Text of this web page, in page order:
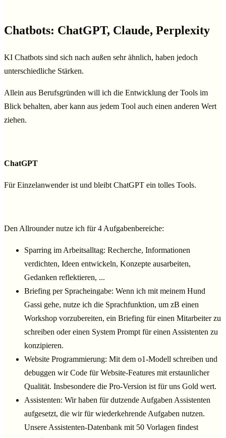
Chatbots: ChatGPT, Claude, Perplexity
KI Chatbots sind sich nach außen sehr ähnlich, haben jedoch
unterschiedliche Stärken.
Allein aus Berufsgründen will ich die Entwicklung der Tools im
Blick behalten, aber kann aus jedem Tool auch einen anderen Wert
ziehen.
ChatGPT
Für Einzelanwender ist und bleibt ChatGPT ein tolles Tools.
Den Allrounder nutze ich für 4 Aufgabenbereiche:
Sparring im Arbeitsalltag: Recherche, Informationen
verdichten, Ideen entwickeln, Konzepte ausarbeiten,
Gedanken reflektieren, ...
Briefing per Spracheingabe: Wenn ich mit meinem Hund
Gassi gehe, nutze ich die Sprachfunktion, um zB einen
Workshop vorzubereiten, ein Briefing für einen Mitarbeiter zu
schreiben oder einen System Prompt für einen Assistenten zu
konzipieren.
Website Programmierung: Mit dem o1-Modell schreiben und
debuggen wir Code für Website-Features mit erstaunlicher
Qualität. Insbesondere die Pro-Version ist für uns Gold wert.
Assistenten: Wir haben für dutzende Aufgaben Assistenten
aufgesetzt, die wir für wiederkehrende Aufgaben nutzen.
Unsere Assistenten-Datenbank mit 50 Vorlagen findest